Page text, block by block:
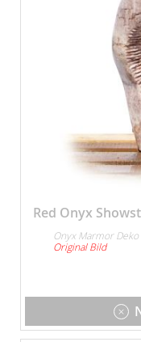
Red Onyx
Onyx Marmor
Original Bild